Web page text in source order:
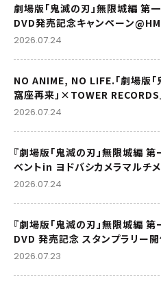
劇場版「鬼滅の刃」無限城編
DVD発売記念キャンペーン
2026.07.24
NO ANIME, NO LIFE.「劇場版
窩座再来」×TOWER RECORDS
に渋谷店では発売記念キャンペ
2026.07.24
『劇場版「鬼滅の刃」無限城編
ベントin ヨドバシカメラマルチ
2026.07.24
『劇場版「鬼滅の刃」無限城編
DVD 発売記念 スタンプラリー開
2026.07.23